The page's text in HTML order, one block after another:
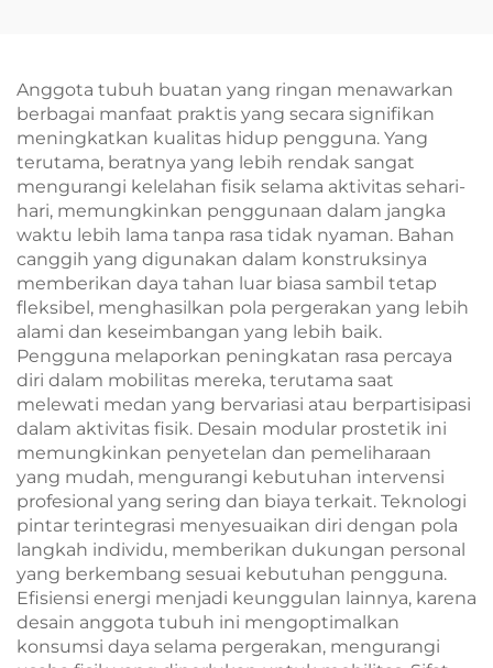
Anggota tubuh buatan yang ringan menawarkan
berbagai manfaat praktis yang secara signifikan
meningkatkan kualitas hidup pengguna. Yang
terutama, beratnya yang lebih rendak sangat
mengurangi kelelahan fisik selama aktivitas sehari-
hari, memungkinkan penggunaan dalam jangka
waktu lebih lama tanpa rasa tidak nyaman. Bahan
canggih yang digunakan dalam konstruksinya
memberikan daya tahan luar biasa sambil tetap
fleksibel, menghasilkan pola pergerakan yang lebih
alami dan keseimbangan yang lebih baik.
Pengguna melaporkan peningkatan rasa percaya
diri dalam mobilitas mereka, terutama saat
melewati medan yang bervariasi atau berpartisipasi
dalam aktivitas fisik. Desain modular prostetik ini
memungkinkan penyetelan dan pemeliharaan
yang mudah, mengurangi kebutuhan intervensi
profesional yang sering dan biaya terkait. Teknologi
pintar terintegrasi menyesuaikan diri dengan pola
langkah individu, memberikan dukungan personal
yang berkembang sesuai kebutuhan pengguna.
Efisiensi energi menjadi keunggulan lainnya, karena
desain anggota tubuh ini mengoptimalkan
konsumsi daya selama pergerakan, mengurangi